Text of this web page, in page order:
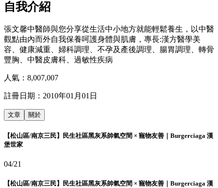
自我介紹
張文馨中醫師與您分享從生活中小地方就能輕鬆養生，以中醫
觀點由內而外自我保養呵護身體與肌膚，專長:漢方醫學美
容、健康減重、婦科調理、不孕及產後調理、腸胃調理、轉骨
豐胸、中醫皮膚科、過敏性疾病
人氣： 8,007,007
註冊日期： 2010年01月01日
文章 關於
【松山區/南京三民】民生社區黑灰系帥氣空間 × 寵物友善｜Burgerciaga 漢
堡世家
04/21
【松山區/南京三民】民生社區黑灰系帥氣空間 × 寵物友善｜Burgerciaga 漢